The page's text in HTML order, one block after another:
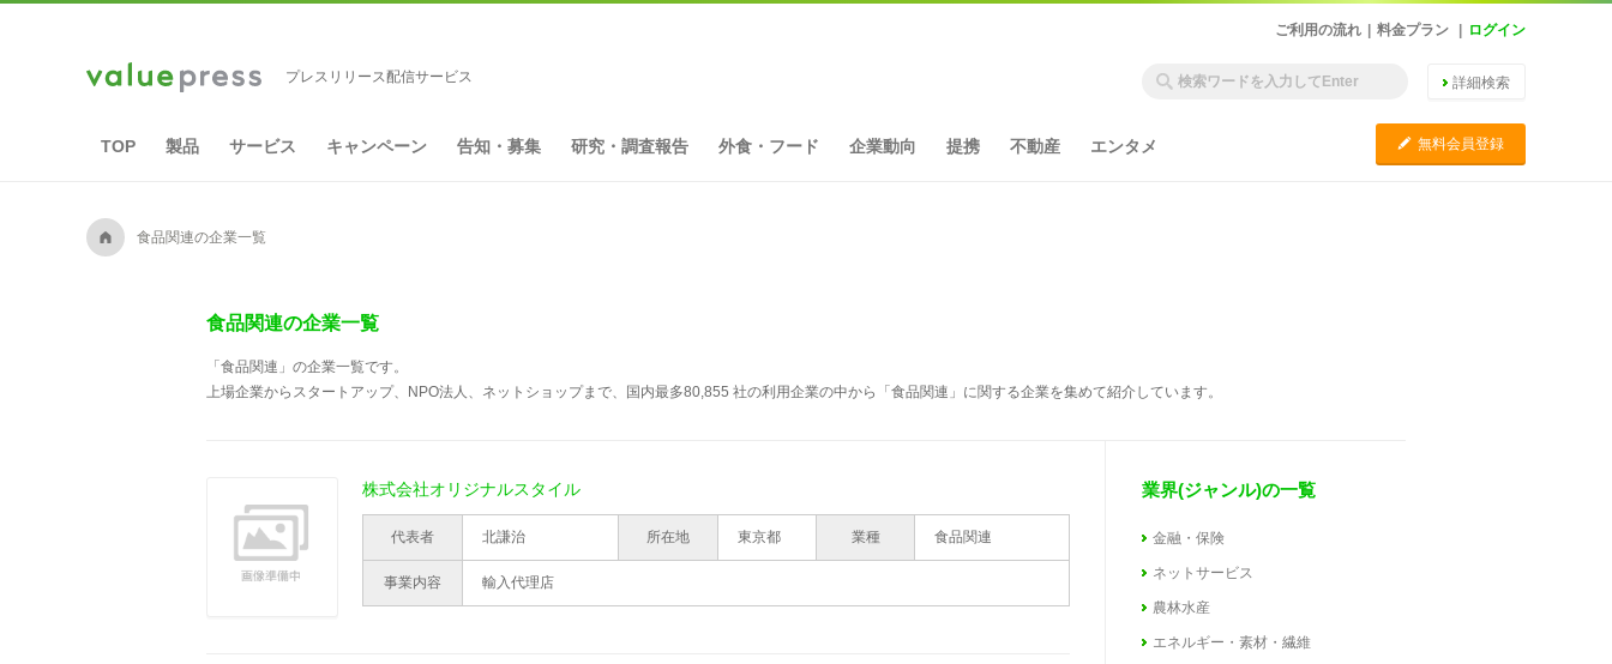
ご利用の流れ 料金プラン ログイン
プレスリリース配信サービス 詳細検索
TOP 製品 サービス キャンペーン 告知・募集 研究・調査報告 外食・フード 企業動向 提携 不動産 エンタメ C 無料会員登録
A 食品関連の企業一覧
食品関連の企業一覧
「食品関連」の企業一覧です。
上場企業からスタートアップ、NPO法人、ネットショップまで、国内最多80,855 社の利用企業の中から「食品関連」に関する企業を集めて紹介しています。
株式会社オリジナルスタイル
代表者 北謙治 所在地 東京都 業種 食品関連
事業内容 輸入代理店
業界(ジャンル)の一覧
金融・保険
ネットサービス
農林水産
エネルギー・素材・繊維